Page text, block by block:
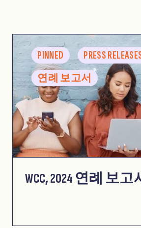
PINNED
PRESS
연례 보고서
WCC, 2024 연례 보